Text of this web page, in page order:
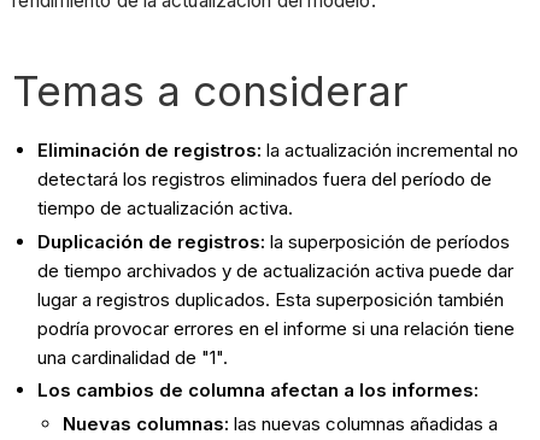
Temas a considerar
Eliminación de registros: la actualización incremental no
detectará los registros eliminados fuera del período de
tiempo de actualización activa.
Duplicación de registros: la superposición de períodos
de tiempo archivados y de actualización activa puede dar
lugar a registros duplicados. Esta superposición también
podría provocar errores en el informe si una relación tiene
una cardinalidad de "1".
Los cambios de columna afectan a los informes:
Nuevas columnas: las nuevas columnas añadidas a